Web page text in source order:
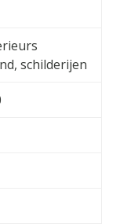
schilderijen